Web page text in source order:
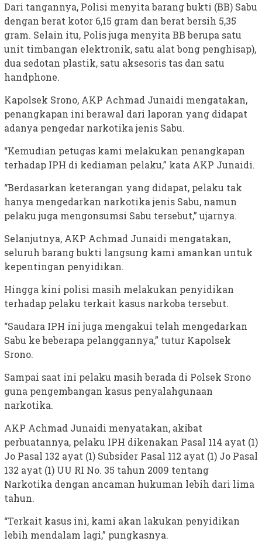
Dari tangannya, Polisi menyita barang bukti (BB) Sabu
dengan berat kotor 6,15 gram dan berat bersih 5,35
gram. Selain itu, Polis juga menyita BB berupa satu
unit timbangan elektronik, satu alat bong penghisap),
dua sedotan plastik, satu aksesoris tas dan satu
handphone.
Kapolsek Srono, AKP Achmad Junaidi mengatakan,
penangkapan ini berawal dari laporan yang didapat
adanya pengedar narkotika jenis Sabu.
“Kemudian petugas kami melakukan penangkapan
terhadap IPH di kediaman pelaku,” kata AKP Junaidi.
“Berdasarkan keterangan yang didapat, pelaku tak
hanya mengedarkan narkotika jenis Sabu, namun
pelaku juga mengonsumsi Sabu tersebut,” ujarnya.
Selanjutnya, AKP Achmad Junaidi mengatakan,
seluruh barang bukti langsung kami amankan untuk
kepentingan penyidikan.
Hingga kini polisi masih melakukan penyidikan
terhadap pelaku terkait kasus narkoba tersebut.
“Saudara IPH ini juga mengakui telah mengedarkan
Sabu ke beberapa pelanggannya,” tutur Kapolsek
Srono.
Sampai saat ini pelaku masih berada di Polsek Srono
guna pengembangan kasus penyalahgunaan
narkotika.
AKP Achmad Junaidi menyatakan, akibat
perbuatannya, pelaku IPH dikenakan Pasal 114 ayat (1)
Jo Pasal 132 ayat (1) Subsider Pasal 112 ayat (1) Jo Pasal
132 ayat (1) UU RI No. 35 tahun 2009 tentang
Narkotika dengan ancaman hukuman lebih dari lima
tahun.
“Terkait kasus ini, kami akan lakukan penyidikan
lebih mendalam lagi,” pungkasnya.